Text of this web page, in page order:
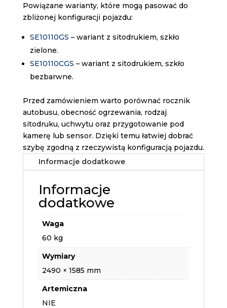
Powiązane warianty, które mogą pasować do
zbliżonej konfiguracji pojazdu:
SE10110GS – wariant z sitodrukiem, szkło
zielone.
SE10110CGS – wariant z sitodrukiem, szkło
bezbarwne.
Przed zamówieniem warto porównać rocznik
autobusu, obecność ogrzewania, rodzaj
sitodruku, uchwytu oraz przygotowanie pod
kamerę lub sensor. Dzięki temu łatwiej dobrać
szybę zgodną z rzeczywistą konfiguracją pojazdu.
Informacje dodatkowe
Informacje
dodatkowe
Waga
60 kg
Wymiary
2490 × 1585 mm
Artemiczna
NIE